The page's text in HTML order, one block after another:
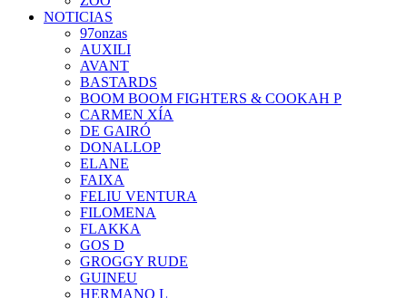
NOTICIAS
97onzas
AUXILI
AVANT
BASTARDS
BOOM BOOM FIGHTERS & COOKAH P
CARMEN XÍA
DE GAIRÓ
DONALLOP
ELANE
FAIXA
FELIU VENTURA
FILOMENA
FLAKKA
GOS D
GROGGY RUDE
GUINEU
HERMANO L